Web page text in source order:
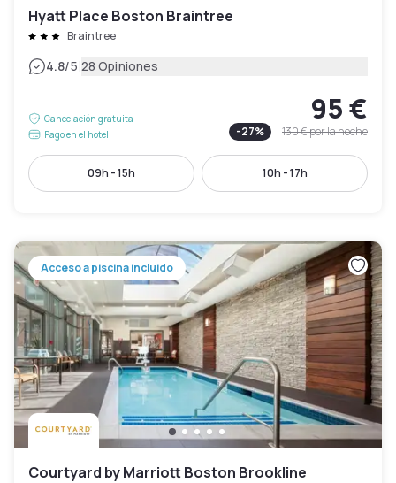
Hyatt Place Boston Braintree
Braintree
4.8/5|28 Opiniones
Cancelación gratuita
Pago en el hotel
95 €
-27% 130 €por la noche
09h - 15h 10h - 17h
Acceso a piscina incluido
Courtyard by Marriott Boston Brookline